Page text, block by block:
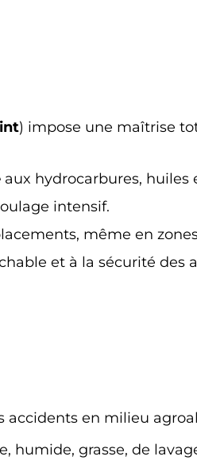
) impose une maîtrise
aux hydrocarbures, huiles
intensif.
même en
et à la sécurité
en milieu
humide, grasse, de